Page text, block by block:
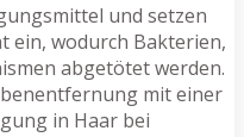
und setzen
ein, wodurch Bakterien,
abgetötet werden.
mit einer
in Haar bei